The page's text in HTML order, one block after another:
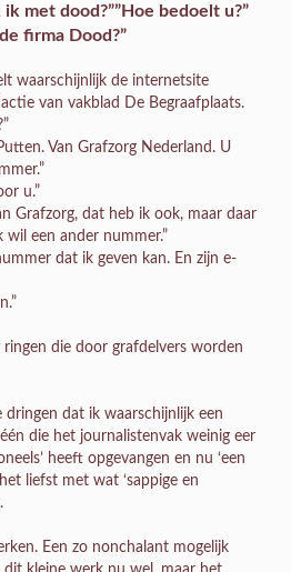
met dood?””Hoe bedoelt u?”
firma Dood?”
waarschijnlijk de internetsite
van vakblad De Begraafplaats.
Van Grafzorg Nederland. U
u.”
Grafzorg, dat heb ik ook, maar daar
een ander nummer.”
dat ik geven kan. En zijn e-
die door grafdelvers worden
dat ik waarschijnlijk een
die het journalistenvak weinig eer
heeft opgevangen en nu ‘een
liefst met wat ‘sappige en
Een zo nonchalant mogelijk